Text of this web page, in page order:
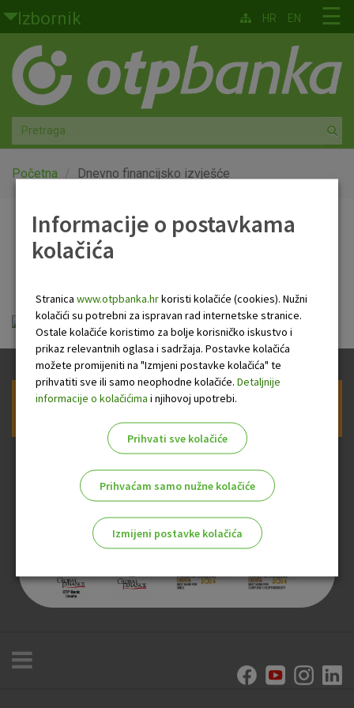
Skoči na glavni sadržaj
Izbornik
Građani
Privatno bankarstvo
Agro
Mala poduzeća i obrtnici
Globalna tržišta
O nama
☰
HR EN
Početna Dnevno financijsko izvješće
Dnevno financijsko
Dnevno financijsko izvješće.pdf
Prijava na newsletter OTP banke
Informacije o postavkama
kolačića
Stranica www.otpbanka.hrkoristi kolačiće (cookies). Nužni
kolačići su potrebni za ispravan rad internetske stranice.
Ostale kolačiće koristimo za bolje korisničko iskustvo i
prikaz relevantnih oglasa i sadržaja. Postavke kolačića
možete promijeniti na "Izmjeni postavke kolačića" te
prihvatiti sve ili samo neophodne kolačiće. Detaljnije
informacije o kolačićima i njihovoj upotrebi.
Prihvati sve kolačiće
Prihvaćam samo nužne kolačiće
Izmijeni postavke kolačića